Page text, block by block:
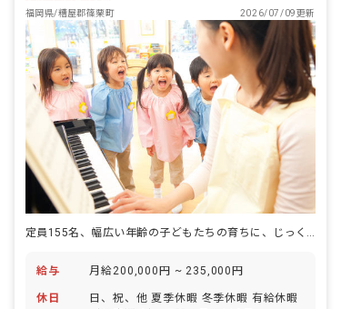
福岡県/糟屋郡篠栗町
2026/07/09更新
給与 月給200,000円 ~ 235,000円
休日
日、祝、他 夏季休暇 冬季休暇 有給休暇